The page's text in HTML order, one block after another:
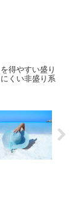
得やすい盛り
くい非盛り系